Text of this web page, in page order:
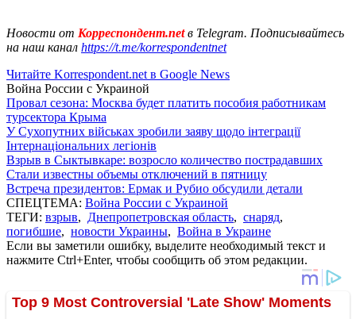
Новости от Корреспондент.netв Telegram. Подписывайтесь
на наш канал https://t.me/korrespondentnet
Читайте Korrespondent.net в Google News
Война России с Украиной
Провал сезона: Москва будет платить пособия работникам
турсектора Крыма
У Сухопутних військах зробили заяву щодо інтеграції
Інтернаціональних легіонів
Взрыв в Сыктывкаре: возросло количество пострадавших
Стали известны объемы отключений в пятницу
Встреча президентов: Ермак и Рубио обсудили детали
СПЕЦТЕМА: Война России с Украиной
ТЕГИ: взрыв, Днепропетровская область, снаряд,
погибшие, новости Украины, Война в Украине
Если вы заметили ошибку, выделите необходимый текст и
нажмите Ctrl+Enter, чтобы сообщить об этом редакции.